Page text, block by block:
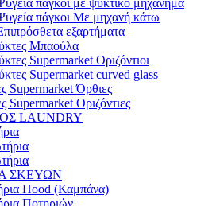
πάγκοι με ψυκτικό μηχάνημα
πάγκοι Με μηχανή κάτω
εξαρτήματα
Μπαούλα
Supermarket Οριζόντιοι
Supermarket curved glass
Supermarket Όρθιες
Supermarket Οριζόντιες
LAUNDRY
ΣΚΕΥΩΝ
Hood (Καμπάνα)
Ποτηριών